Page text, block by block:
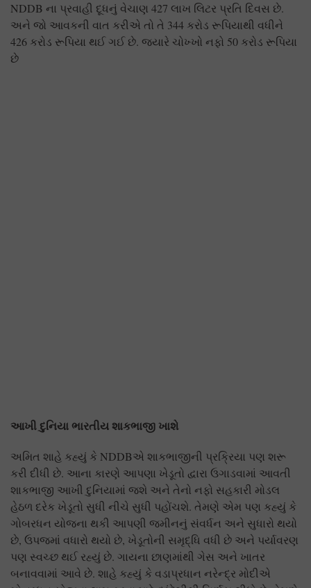
NDDB ના પ્રવાહી દૂધનું વેચાણ 427 લાખ લિટર પ્રતિ દિવસ છે.
અને જો આવકની વાત કરીએ તો તે 344 કરોડ રૂપિયાથી વધીને
426 કરોડ રૂપિયા થઈ ગઈ છે. જ્યારે ચોખ્ખો નફો 50 કરોડ રૂપિયા
છે
આખી દુનિયા ભારતીય શાકભાજી ખાશે
અમિત શાહે કહ્યું કે NDDBએ શાકભાજીની પ્રક્રિયા પણ શરૂ
કરી દીધી છે. આના કારણે આપણા ખેડૂતો દ્વારા ઉગાડવામાં આવતી
શાકભાજી આખી દુનિયામાં જશે અને તેનો નફો સહકારી મોડલ
હેઠળ દરેક ખેડૂતો સુધી નીચે સુધી પહોંચશે. તેમણે એમ પણ કહ્યું કે
ગોબરધન યોજના થકી આપણી જમીનનું સંવર્ધન અને સુધારો થયો
છે, ઉપજમાં વધારો થયો છે, ખેડૂતોની સમૃદ્ધિ વધી છે અને પર્યાવરણ
પણ સ્વચ્છ થઈ રહ્યું છે. ગાયના છાણમાંથી ગેસ અને ખાતર
બનાવવામાં આવે છે. શાહે કહ્યું કે વડાપ્રધાન નરેન્દ્ર મોદીએ